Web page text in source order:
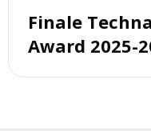
Finale
Award 2025-